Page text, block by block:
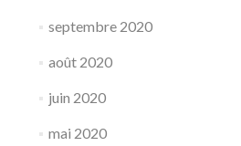
septembre 2020
août 2020
juin 2020
mai 2020